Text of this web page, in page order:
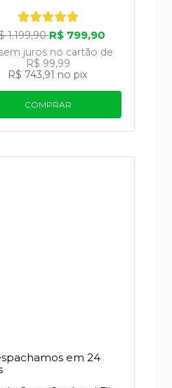
1.199,90R$ 799,90
sem juros no cartão de
R$ 99,99
R$ 743,91 no pix
COMPRAR